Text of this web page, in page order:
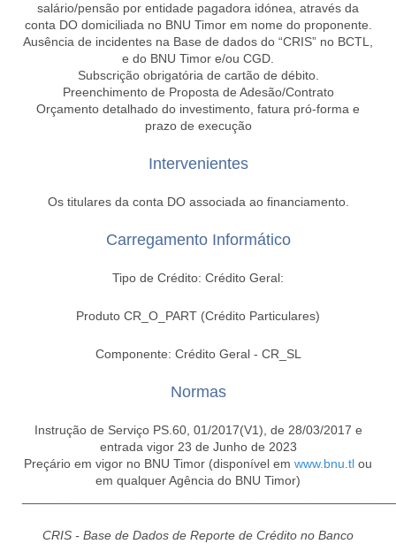
salário/pensão por entidade pagadora idónea, através da
conta DO domiciliada no BNU Timor em nome do proponente.
Ausência de incidentes na Base de dados do “CRIS” no BCTL,
e do BNU Timor e/ou CGD.
Subscrição obrigatória de cartão de débito.
Preenchimento de Proposta de Adesão/Contrato
Orçamento detalhado do investimento, fatura pró-forma e
prazo de execução
Intervenientes
Os titulares da conta DO associada ao financiamento.
Carregamento Informático
Tipo de Crédito: Crédito Geral:
Produto CR_O_PART (Crédito Particulares)
Componente: Crédito Geral - CR_SL
Normas
Instrução de Serviço PS.60, 01/2017(V1), de 28/03/2017 e
entrada vigor 23 de Junho de 2023
Preçário em vigor no BNU Timor (disponível em www.bnu.tl ou
em qualquer Agência do BNU Timor)
CRIS - Base de Dados de Reporte de Crédito no Banco